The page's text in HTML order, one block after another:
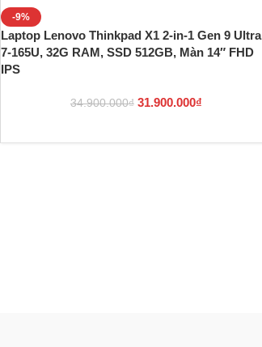
-9%
Laptop Lenovo Thinkpad X1 2-in-1 Gen 9 Ultra
7-165U, 32G RAM, SSD 512GB, Màn 14″ FHD
IPS
34.900.000₫ 31.900.000₫